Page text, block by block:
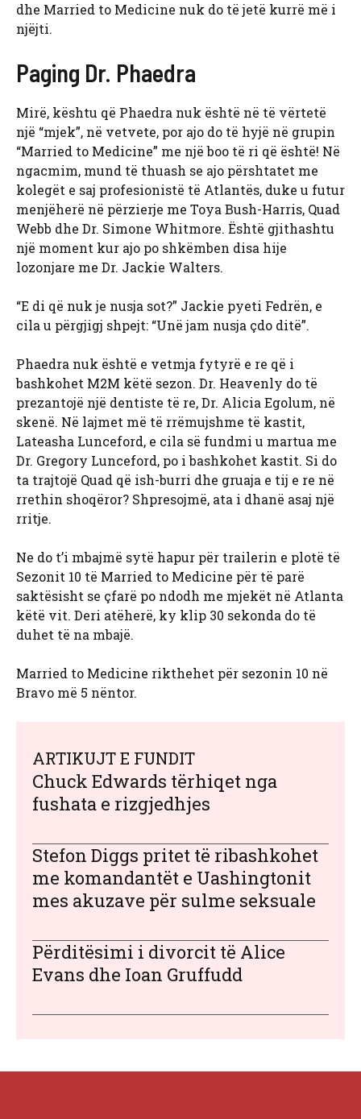
dhe Married to Medicine nuk do të jetë kurrë më i
njëjti.
Paging Dr. Phaedra
Mirë, kështu që Phaedra nuk është në të vërtetë
një “mjek”, në vetvete, por ajo do të hyjë në grupin
“Married to Medicine” me një boo të ri që është! Në
ngacmim, mund të thuash se ajo përshtatet me
kolegët e saj profesionistë të Atlantës, duke u futur
menjëherë në përzierje me Toya Bush-Harris, Quad
Webb dhe Dr. Simone Whitmore. Është gjithashtu
një moment kur ajo po shkëmben disa hije
lozonjare me Dr. Jackie Walters.
“E di që nuk je nusja sot?” Jackie pyeti Fedrën, e
cila u përgjigj shpejt: “Unë jam nusja çdo ditë”.
Phaedra nuk është e vetmja fytyrë e re që i
bashkohet M2M këtë sezon. Dr. Heavenly do të
prezantojë një dentiste të re, Dr. Alicia Egolum, në
skenë. Në lajmet më të rrëmujshme të kastit,
Lateasha Lunceford, e cila së fundmi u martua me
Dr. Gregory Lunceford, po i bashkohet kastit. Si do
ta trajtojë Quad që ish-burri dhe gruaja e tij e re në
rrethin shoqëror? Shpresojmë, ata i dhanë asaj një
rritje.
Ne do t’i mbajmë sytë hapur për trailerin e plotë të
Sezonit 10 të Married to Medicine për të parë
saktësisht se çfarë po ndodh me mjekët në Atlanta
këtë vit. Deri atëherë, ky klip 30 sekonda do të
duhet të na mbajë.
Married to Medicine rikthehet për sezonin 10 në
Bravo më 5 nëntor.
ARTIKUJT E FUNDIT
Chuck Edwards tërhiqet nga
fushata e rizgjedhjes
Stefon Diggs pritet të ribashkohet
me komandantët e Uashingtonit
mes akuzave për sulme seksuale
Përditësimi i divorcit të Alice
Evans dhe Ioan Gruffudd